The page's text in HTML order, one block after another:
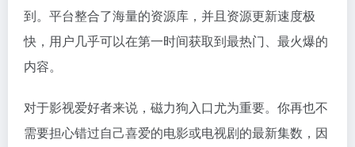
到。平台整合了海量的资源库，并且资源更新速度极
快，用户几乎可以在第一时间获取到最热门、最火爆的
内容。
对于影视爱好者来说，磁力狗入口尤为重要。你再也不
需要担心错过自己喜爱的电影或电视剧的最新集数，因